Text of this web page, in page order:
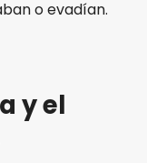
o evadían.
y el